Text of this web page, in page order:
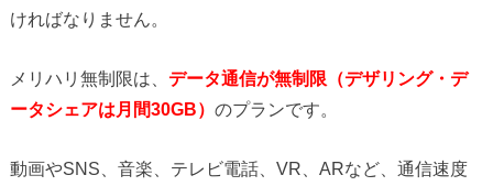
ければなりません。
メリハリ無制限は、 データ通信が無制限（デザリング・デ
ータシェアは月間30GB） のプランです。
動画やSNS、音楽、テレビ電話、VR、ARなど、通信速度